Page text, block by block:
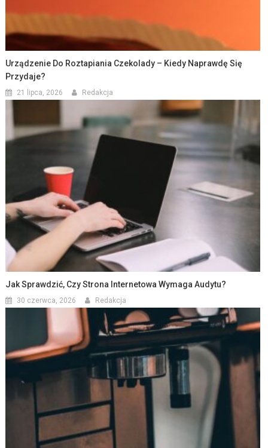
Urządzenie Do Roztapiania Czekolady – Kiedy Naprawdę Się
Przydaje?
21 lipca, 2026 Redakcja
Jak Sprawdzić, Czy Strona Internetowa Wymaga Audytu?
30 czerwca, 2026 Redakcja